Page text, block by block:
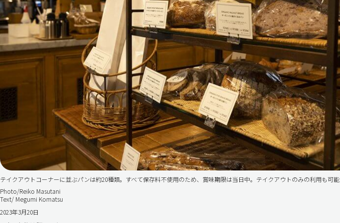
テイクアウトコーナーに並ぶパンは約20種類。すべて保存料不使用のため、賞味期限は当日中。テイクアウトのみの利用も可能
Photo/Reiko Masutani
Text/ Megumi Komatsu
2023年3月20日